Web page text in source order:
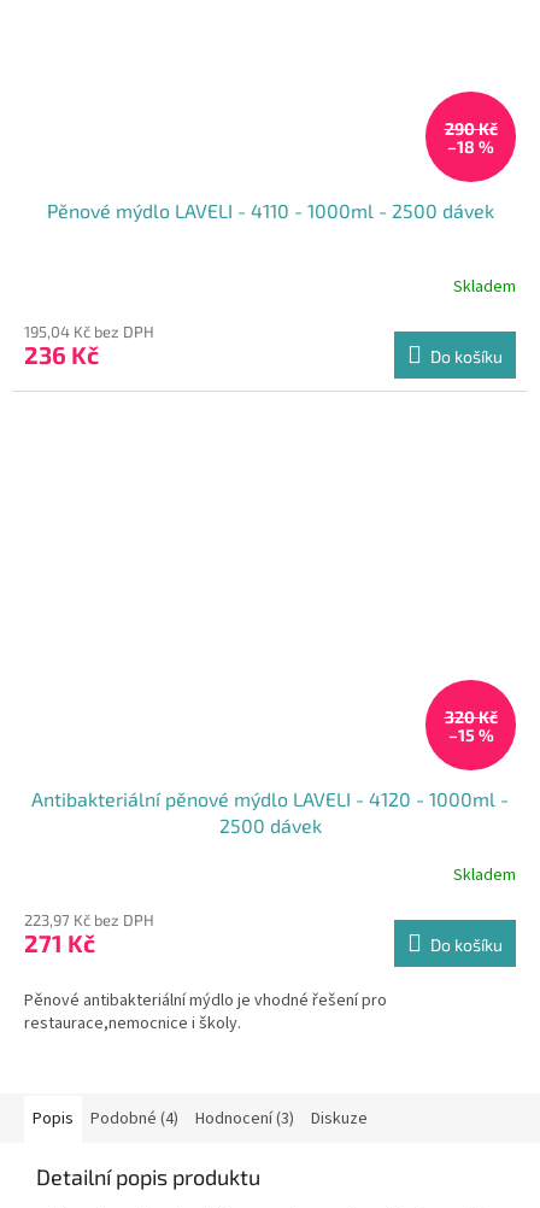
290 Kč
–18 %
Pěnové mýdlo LAVELI - 4110 - 1000ml - 2500 dávek
Skladem
195,04 Kč bez DPH
236 Kč Do košíku
320 Kč
–15 %
Antibakteriální pěnové mýdlo LAVELI - 4120 - 1000ml -
2500 dávek
produktu
je
z
5
Skladem
223,97 Kč bez DPH
271 Kč Do košíku
Pěnové antibakteriální mýdlo je vhodné řešení pro
restaurace,nemocnice i školy.
Popis Podobné (4) Hodnocení (3) Diskuze
Detailní popis produktu